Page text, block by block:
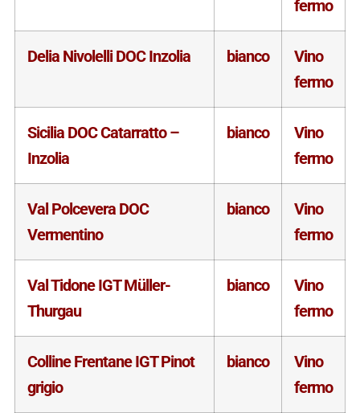
fermo
Delia Nivolelli DOC Inzolia bianco
Vino
fermo
Sicilia DOC Catarratto –
Inzolia
bianco
Vino
fermo
Val Polcevera DOC
Vermentino
bianco
Vino
fermo
Val Tidone IGT Müller-
Thurgau
bianco
Vino
fermo
Colline Frentane IGT Pinot
grigio
bianco
Vino
fermo